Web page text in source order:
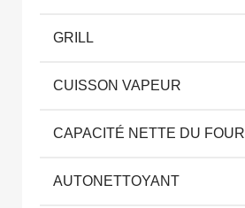
GRILL
CUISSON VAPEUR
CAPACITÉ NETTE DU FOUR
AUTONETTOYANT